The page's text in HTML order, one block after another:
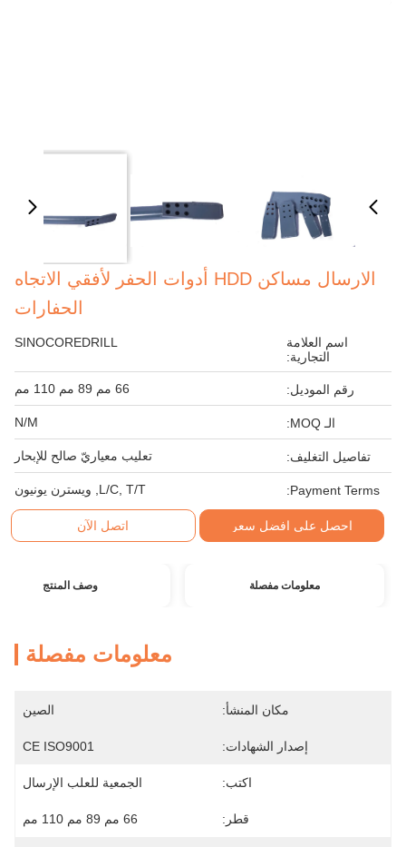
الارسال مساكن HDD أدوات الحفر لأفقي الاتجاه
الحفارات
اسم العلامة
التجارية:
SINOCOREDRILL
رقم الموديل: 66 مم 89 مم 110 مم
الـ MOQ: N/M
تفاصيل التغليف: تعليب معياريّ صالح للإبحار
Payment Terms: L/C, T/T, ويسترن يونيون
احصل على افضل سعر اتصل الآن
معلومات مفصلة وصف المنتج
معلومات مفصلة
مكان المنشأ: الصين
إصدار الشهادات: CE ISO9001
اكتب: الجمعية للعلب الإرسال
قطر: 66 مم 89 مم 110 مم